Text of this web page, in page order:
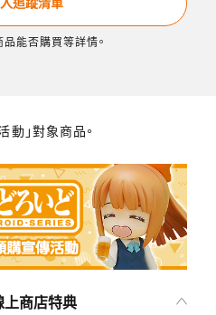
能否購買等詳情。
」對象商品。
商店特典